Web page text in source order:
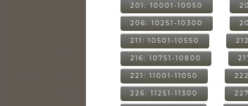
201: 10001-10050
206: 10251-10300
211: 10501-10550
216: 10751-10800
221: 11001-11050
226: 11251-11300